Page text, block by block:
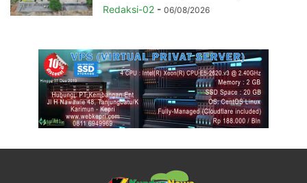
Redaksi-02 - 06/08/2026